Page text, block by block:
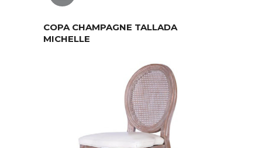
COPA CHAMPAGNE TALLADA
MICHELLE